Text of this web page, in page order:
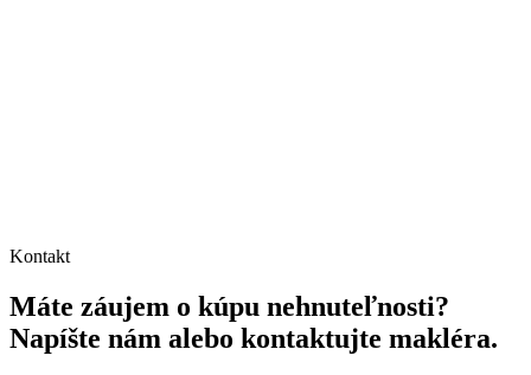
Kontakt
Máte záujem o kúpu nehnuteľnosti?
Napíšte nám alebo kontaktujte makléra.